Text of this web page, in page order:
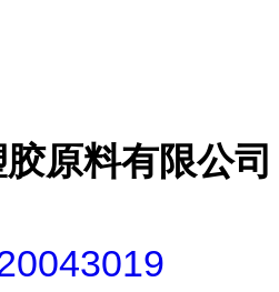
原料有限公司